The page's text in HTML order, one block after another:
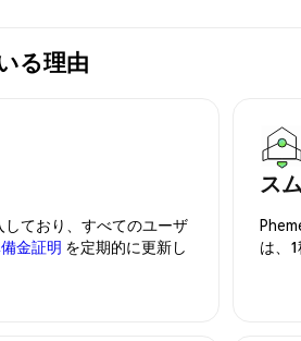
る理由
ており、すべてのユーザ
金証明 を定期的に更新し
ス
は、